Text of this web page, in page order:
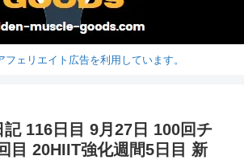
フェリエイト広告を利用しています。
記 116日目 9月27日 100回チ
目 20HIIT強化週間5日目 新